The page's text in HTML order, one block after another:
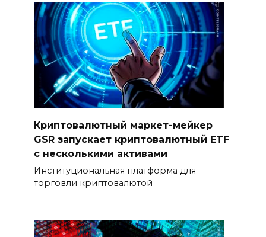
Криптовалютный маркет-мейкер
GSR запускает криптовалютный ETF
с несколькими активами
Институциональная платформа для
торговли криптовалютой